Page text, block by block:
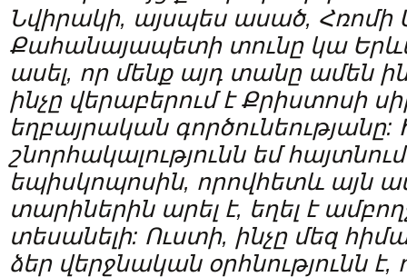
Նվիրակի, այսպես ասած, Հռոմի
Քահանայապետի տունը կա
ասել, որ մենք այդ տանը ամեն
ինչը վերաբերում է Քրիստոսի
եղբայրական գործունեությանը:
շնորհակալությունն եմ
եպիսկոպոսին, որովհետև այն
տարիներին արել է, եղել է
տեսանելի: Ուստի, ինչը մեզ
ձեր վերջնական օրհնությունն